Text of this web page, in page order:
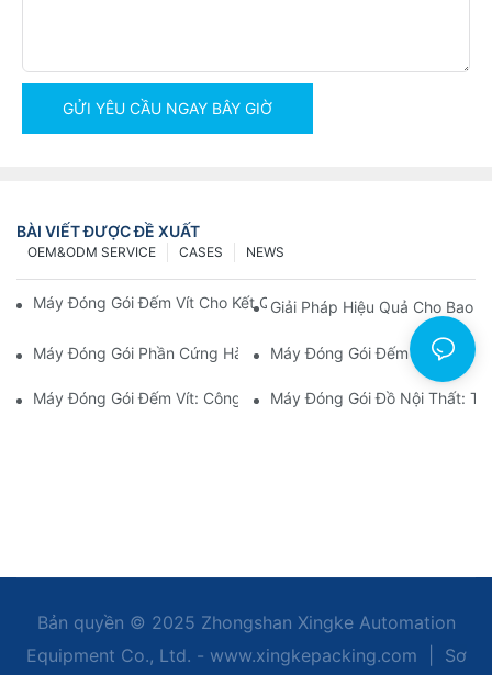
GỬI YÊU CẦU NGAY BÂY GIỜ
BÀI VIẾT ĐƯỢC ĐỀ XUẤT
NEWS
CASES
OEM&ODM SERVICE
Máy Đóng Gói Đếm Vít Cho Kết Quả Nhanh Chóng Và Đáng Tin
Giải Pháp Hiệu Quả Cho Bao
Máy Đóng Gói Phần Cứng Hàng Đầu Để Kiểm Soát Chất Lượng
Máy Đóng Gói Đếm Phần
Máy Đóng Gói Đếm Vít: Công Cụ Tối Ưu Cho Việc Đóng Gói
Máy Đóng Gói Đồ Nội Thất:
Bản quyền © 2025 Zhongshan Xingke Automation
Equipment Co., Ltd. - www.xingkepacking.com
Sơ